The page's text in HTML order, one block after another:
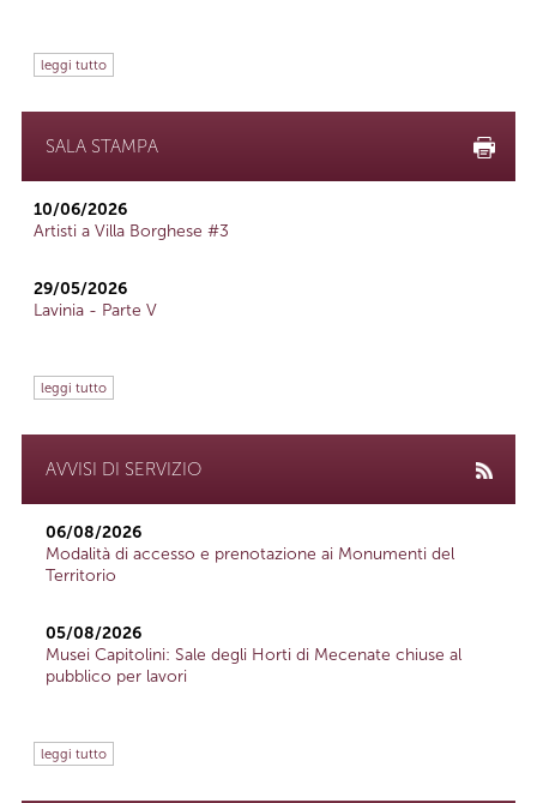
leggi tutto
SALA STAMPA
10/06/2026
Artisti a Villa Borghese #3
29/05/2026
Lavinia - Parte V
leggi tutto
AVVISI DI SERVIZIO
06/08/2026
Modalità di accesso e prenotazione ai Monumenti del
Territorio
05/08/2026
Musei Capitolini: Sale degli Horti di Mecenate chiuse al
pubblico per lavori
leggi tutto